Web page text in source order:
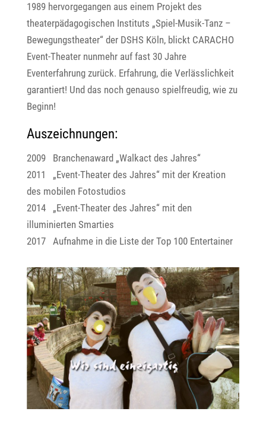
1989 hervorgegangen aus einem Projekt des
theaterpädagogischen Instituts „Spiel-Musik-Tanz –
Bewegungstheater“ der DSHS Köln, blickt CARACHO
Event-Theater nunmehr auf fast 30 Jahre
Eventerfahrung zurück. Erfahrung, die Verlässlichkeit
garantiert! Und das noch genauso spielfreudig, wie zu
Beginn!
Auszeichnungen:
2009 Branchenaward „Walkact des Jahres“
2011 „Event-Theater des Jahres“ mit der Kreation
des mobilen Fotostudios
2014 „Event-Theater des Jahres“ mit den
illuminierten Smarties
2017 Aufnahme in die Liste der Top 100 Entertainer